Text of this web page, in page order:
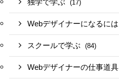
独学で学ぶ (17)
Webデザイナーになるには
スクールで学ぶ (84)
Webデザイナーの仕事道具